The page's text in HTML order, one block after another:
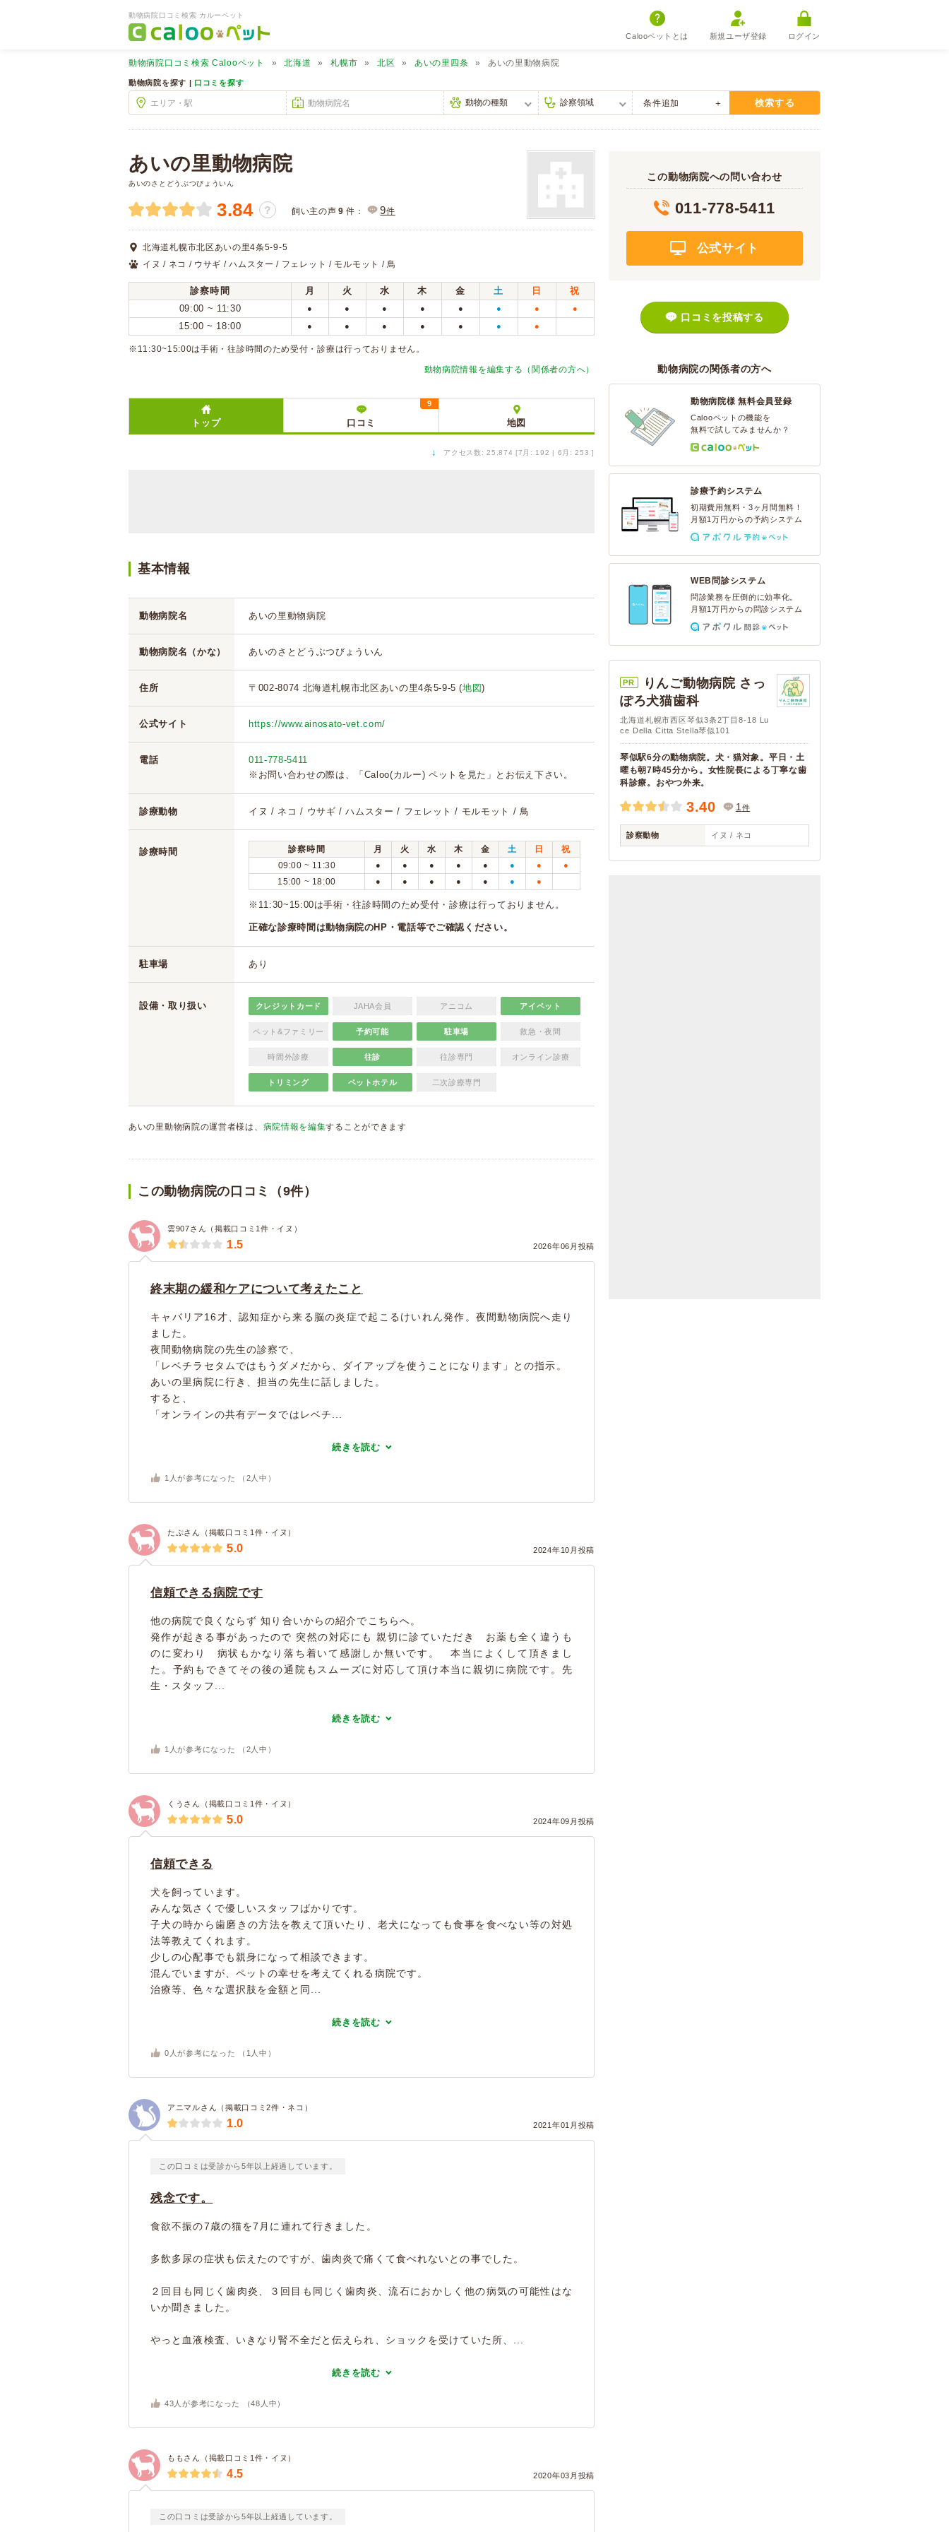
動物病院口コミ検索 カルーペット
Calooペットとは 新規ユーザ登録 ログイン
動物病院口コミ検索 Calooペット 北海道 札幌市 北区 あいの里四条 あいの里動物病院
動物病院を探す | 口コミを探す
条件追加 検索する
あいの里動物病院
あいのさとどうぶつびょういん
3.84 ？ 飼い主の声 9 件： 9件
北海道札幌市北区あいの里4条5-9-5
イヌ / ネコ / ウサギ / ハムスター / フェレット / モルモット / 鳥
診察時間 月 火 水 木 金 土 日
祝
09:00 ~ 11:30
● ● ● ● ● ● ● ●
15:00 ~ 18:00 ● ● ● ● ● ● ●
※11:30~15:00は手術・往診時間のため受付・診療は行っておりません。
動物病院情報を編集する（関係者の方へ）
トップ 口コミ
9
地図
↓ アクセス数: 25,874 [7月: 192 | 6月: 253 ]
基本情報
動物病院名 あいの里動物病院
動物病院名（かな） あいのさとどうぶつびょういん
住所 〒002-8074 北海道札幌市北区あいの里4条5-9-5 (地図)
公式サイト https://www.ainosato-vet.com/
電話
011-778-5411
※お問い合わせの際は、「Caloo(カルー) ペットを見た」とお伝え下さい。
診療動物 イヌ / ネコ / ウサギ / ハムスター / フェレット / モルモット / 鳥
診療時間 診察時間 月 火 水 木 金 土 日
祝
09:00 ~ 11:30
● ● ● ● ● ● ● ●
15:00 ~ 18:00 ● ● ● ● ● ● ●
※11:30~15:00は手術・往診時間のため受付・診療は行っておりません。
正確な診療時間は動物病院のHP・電話等でご確認ください。
駐車場 あり
設備・取り扱い クレジットカード JAHA会員 アニコム アイペット
ペット&ファミリー 予約可能 駐車場 救急・夜間
時間外診療 往診 往診専門 オンライン診療
トリミング ペットホテル 二次診療専門
あいの里動物病院の運営者様は、 病院情報を編集することができます
この動物病院の口コミ（9件）
雲907さん（掲載口コミ1件・イヌ）
2026年06月投稿
1.5
終末期の緩和ケアについて考えたこと
キャバリア16才、認知症から来る脳の炎症で起こるけいれん発作。夜間動物病院へ走り
ました。
夜間動物病院の先生の診察で、
「レベチラセタムではもうダメだから、ダイアップを使うことになります」との指示。
あいの里病院に行き、担当の先生に話しました。
すると、
「オンラインの共有データではレベチ...
続きを読む
1 人が参考になった （ 2 人中）
たぷさん（掲載口コミ1件・イヌ）
2024年10月投稿
5.0
信頼できる病院です
他の病院で良くならず 知り合いからの紹介でこちらへ。
発作が起きる事があったので 突然の対応にも 親切に診ていただき お薬も全く違うも
のに変わり 病状もかなり落ち着いて感謝しか無いです。 本当によくして頂きまし
た。予約もできてその後の通院もスムーズに対応して頂け本当に親切に病院です。先
生・スタッフ...
続きを読む
1 人が参考になった （ 2 人中）
くうさん（掲載口コミ1件・イヌ）
2024年09月投稿
5.0
信頼できる
犬を飼っています。
みんな気さくで優しいスタッフばかりです。
子犬の時から歯磨きの方法を教えて頂いたり、老犬になっても食事を食べない等の対処
法等教えてくれます。
少しの心配事でも親身になって相談できます。
混んでいますが、ペットの幸せを考えてくれる病院です。
治療等、色々な選択肢を金額と同...
続きを読む
0 人が参考になった （ 1 人中）
アニマルさん（掲載口コミ2件・ネコ）
2021年01月投稿
1.0
この口コミは受診から5年以上経過しています。
残念です。
食欲不振の7歳の猫を7月に連れて行きました。
多飲多尿の症状も伝えたのですが、歯肉炎で痛くて食べれないとの事でした。
２回目も同じく歯肉炎、３回目も同じく歯肉炎、流石におかしく他の病気の可能性はな
いか聞きました。
やっと血液検査、いきなり腎不全だと伝えられ、ショックを受けていた所、...
続きを読む
43 人が参考になった （48 人中）
ももさん（掲載口コミ1件・イヌ）
2020年03月投稿
4.5
この口コミは受診から5年以上経過しています。
この動物病院への問い合わせ
011-778-5411
公式サイト
口コミを投稿する
動物病院の関係者の方へ
動物病院様 無料会員登録
Calooペットの機能を
無料で試してみませんか？
診療予約システム
初期費用無料・3ヶ月間無料！
月額1万円からの予約システム
WEB問診システム
問診業務を圧倒的に効率化。
月額1万円からの問診システム
PR
りんご動物病院 さっ
ぽろ犬猫歯科
北海道札幌市西区琴似3条2丁目8-18 Lu
ce Della Citta Stella琴似101
琴似駅6分の動物病院。犬・猫対象。平日・土
曜も朝7時45分から。女性院長による丁寧な歯
科診療。おやつ外来。
3.40 1 件
診察動物 イヌ / ネコ